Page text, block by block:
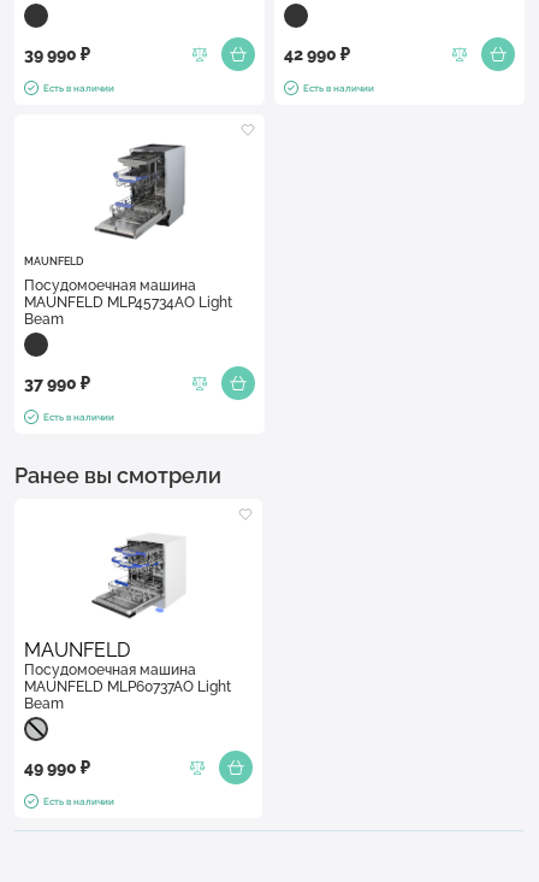
39 990 ₽
Есть в наличии
42 990 ₽
Есть в наличии
MAUNFELD
Посудомоечная машина
MAUNFELD MLP45734AO Light
Beam
37 990 ₽
Есть в наличии
Ранее вы смотрели
MAUNFELD
Посудомоечная машина
MAUNFELD MLP60737AO Light
Beam
49 990 ₽
Есть в наличии